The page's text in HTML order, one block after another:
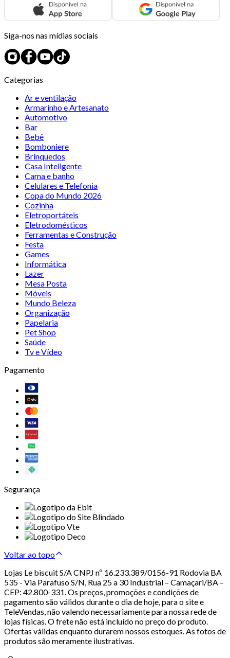
Siga-nos nas mídias sociais
Categorias
Ar e ventilação
Armarinho e Artesanato
Automotivo
Bar
Bebê
Bomboniere
Brinquedos
Casa Inteligente
Cama e banho
Celulares e Telefonia
Copa do Mundo 2026
Cozinha
Eletroportáteis
Eletrodomésticos
Ferramentas e Construção
Festa
Games
Informática
Lazer
Mesa Posta
Móveis
Mundo Beleza
Organização
Papelaria
Pet Shop
Saúde
Tv e Vídeo
Pagamento
Segurança
Voltar ao topo
Lojas Le biscuit S/A CNPJ nº 16.233.389/0156-91 Rodovia BA
535 - Via Parafuso S/N, Rua 25 a 30 Industrial – Camaçari/BA –
CEP: 42.800-331. Os preços, promoções e condições de
pagamento são válidos durante o dia de hoje, para o site e
TeleVendas, não valendo necessariamente para nossa rede de
lojas físicas. O frete não está incluído no preço do produto.
Ofertas válidas enquanto durarem nossos estoques. As fotos de
produtos são meramente ilustrativas.